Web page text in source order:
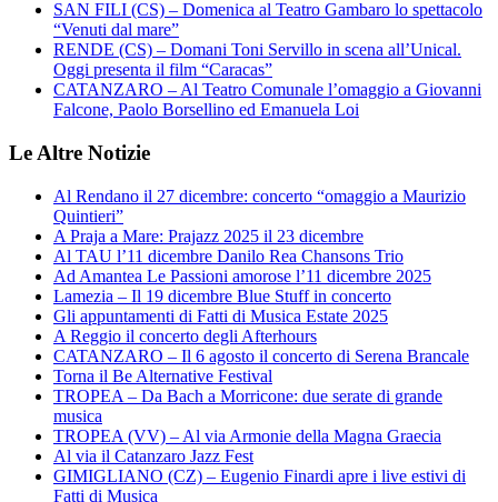
SAN FILI (CS) – Domenica al Teatro Gambaro lo spettacolo
“Venuti dal mare”
RENDE (CS) – Domani Toni Servillo in scena all’Unical.
Oggi presenta il film “Caracas”
CATANZARO – Al Teatro Comunale l’omaggio a Giovanni
Falcone, Paolo Borsellino ed Emanuela Loi
Le Altre Notizie
Al Rendano il 27 dicembre: concerto “omaggio a Maurizio
Quintieri”
A Praja a Mare: Prajazz 2025 il 23 dicembre
Al TAU l’11 dicembre Danilo Rea Chansons Trio
Ad Amantea Le Passioni amorose l’11 dicembre 2025
Lamezia – Il 19 dicembre Blue Stuff in concerto
Gli appuntamenti di Fatti di Musica Estate 2025
A Reggio il concerto degli Afterhours
CATANZARO – Il 6 agosto il concerto di Serena Brancale
Torna il Be Alternative Festival
TROPEA – Da Bach a Morricone: due serate di grande
musica
TROPEA (VV) – Al via Armonie della Magna Graecia
Al via il Catanzaro Jazz Fest
GIMIGLIANO (CZ) – Eugenio Finardi apre i live estivi di
Fatti di Musica